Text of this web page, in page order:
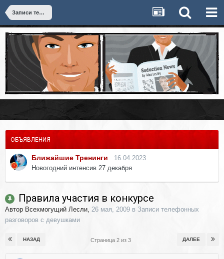
Записи телефонных разговоров с девушками
ОБЪЯВЛЕНИЯ
Ближайшие Тренинги
16.04.2023
Новогодний интенсив 27 декабря
Правила участия в конкурсе
Автор Всехмогущий Лесли, 26 мая, 2009 в Записи телефонных
разговоров с девушками
НАЗАД ДАЛЕЕ
Страница 2 из 3